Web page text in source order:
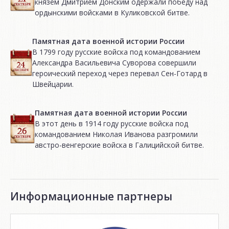
ордынскими войсками в Куликовской битве.
Памятная дата военной истории России
В 1799 году русские войска под командованием
Александра Васильевича Суворова совершили
героический переход через перевал Сен-Готард в
Швейцарии.
Памятная дата военной истории России
В этот день в 1914 году русские войска под
командованием Николая Иванова разгромили
австро-венгерские войска в Галицийской битве.
Информационные партнеры